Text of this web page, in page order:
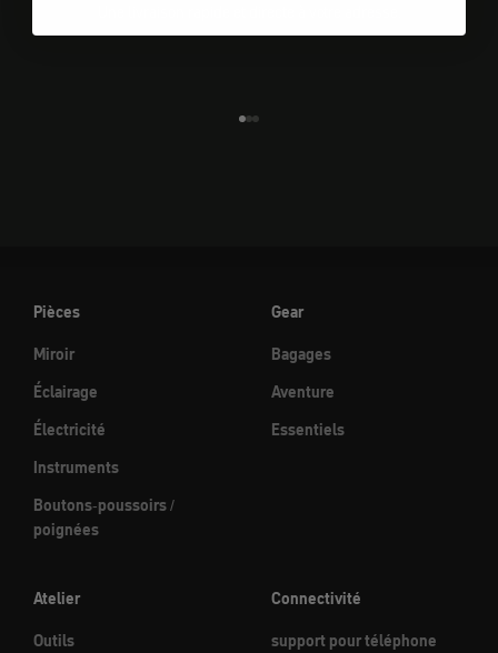
Pièces
Miroir
Éclairage
Électricité
Instruments
Boutons-poussoirs /
poignées
Gear
Bagages
Aventure
Essentiels
Atelier
Outils
Connectivité
support pour téléphone